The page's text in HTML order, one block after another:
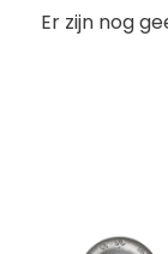
Er zijn nog